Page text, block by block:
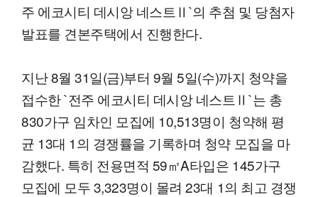
주 에코시티 데시앙 네스트Ⅱ`의 추첨 및 당첨자
발표를 견본주택에서 진행한다.
지난 8월 31일(금)부터 9월 5일(수)까지 청약을
접수한 `전주 에코시티 데시앙 네스트Ⅱ`는 총
830가구 임차인 모집에 10,513명이 청약해 평
균 13대 1의 경쟁률을 기록하며 청약 모집을 마
감했다. 특히 전용면적 59㎡A타입은 145가구
모집에 모두 3,323명이 몰려 23대 1의 최고 경쟁